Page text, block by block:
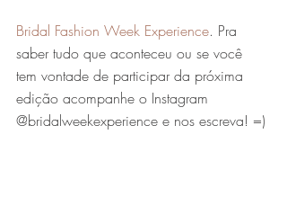
Bridal Fashion Week Experience. Pra
saber tudo que aconteceu ou se você
tem vontade de participar da próxima
edição acompanhe o Instagram
@bridalweekexperience e nos escreva! =)